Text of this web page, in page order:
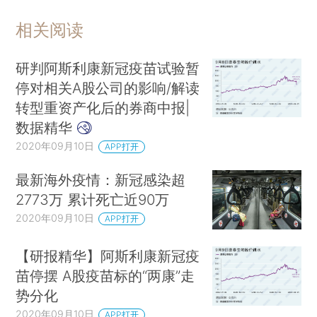
相关阅读
研判阿斯利康新冠疫苗试验暂
停对相关A股公司的影响/解读
转型重资产化后的券商中报|
数据精华
2020年09月10日 APP打开
最新海外疫情：新冠感染超
2773万 累计死亡近90万
2020年09月10日 APP打开
【研报精华】阿斯利康新冠疫
苗停摆 A股疫苗标的“两康”走
势分化
2020年09月10日 APP打开